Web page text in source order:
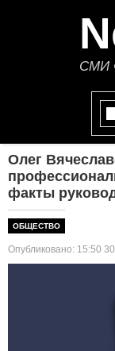
СМИ
Олег
факты
ОБЩЕСТВО
Опубликовано: 15:50